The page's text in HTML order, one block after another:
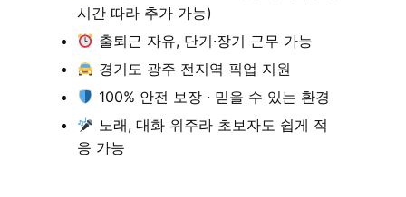
시간 따라 추가 가능)
출퇴근 자유, 단기·장기 근무 가능
경기도 광주 전지역 픽업 지원
100% 안전 보장 · 믿을 수 있는 환경
노래, 대화 위주라 초보자도 쉽게 적
응 가능